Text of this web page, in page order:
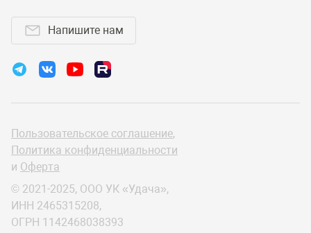
Напишите нам
Пользовательское соглашение,
Политика конфиденциальности
и Оферта
© 2021-2025, ООО УК «Удача»,
ИНН 2465315208,
ОГРН 1142468038393